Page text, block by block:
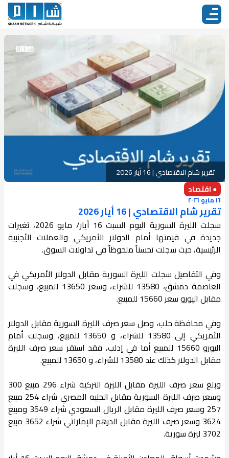
تقرير شام الاقتصادي | 16 أيار 2026
● اقتصاد
١٦ مايو ٢٠٢٦
تقرير شام الاقتصادي | 16 أيار 2026
سجلت الليرة السورية اليوم السبت 16 أيار/ مايو 2026، تغيرات
جديدة في قيمتها أمام الدولار الأمريكي والعملات الأجنبية
الرئيسية، حيث سجلت تحسناً ملحوظاً في تداولات السوق.
وفي التفاصيل سجلت الليرة السورية مقابل الدولار الأمريكي في
العاصمة دمشق، 13580 للشراء، وسعر 13650 للمبيع، وسجلت
مقابل اليورو سعر 15660 للمبيع.
وفي محافظة حلب، وصل سعر صرف الليرة السورية مقابل الدولار
الأمريكي إلى 13580 للشراء، و 13650 للمبيع، وسجلت أمام
اليورو 15660 للمبيع أما في إدلب، فقد استقر سعر صرف الليرة
مقابل الدولار كذلك عند 13580 للشراء، و 13650 للمبيع.
وبلغ سعر صرف الليرة مقابل الليرة التركية شراء 296 مبيع 300
وسعر صرف الليرة السورية مقابل الجنيه المصري شراء 254 مبيع
257 وسعر صرف الليرة مقابل الريال السعودي شراء 3549 ومبيع
3624 وسعر صرف الليرة مقابل الدرهم الإماراتي شراء 3652 مبيع
3702 ليرة سورية.